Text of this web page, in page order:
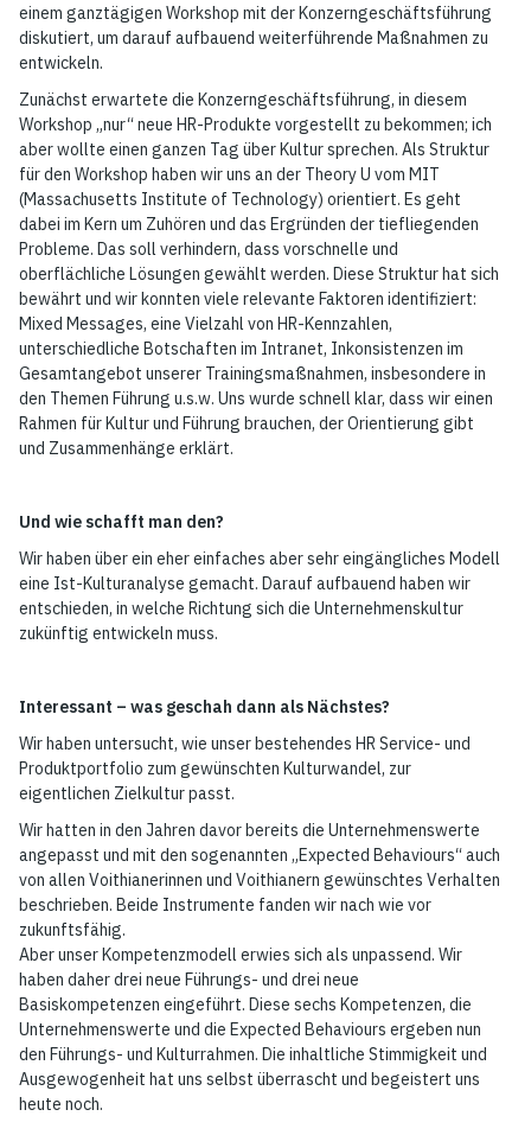
einem ganztägigen Workshop mit der Konzerngeschäftsführung
diskutiert, um darauf aufbauend weiterführende Maßnahmen zu
entwickeln.
Zunächst erwartete die Konzerngeschäftsführung, in diesem
Workshop „nur“ neue HR-Produkte vorgestellt zu bekommen; ich
aber wollte einen ganzen Tag über Kultur sprechen. Als Struktur
für den Workshop haben wir uns an der Theory U vom MIT
(Massachusetts Institute of Technology) orientiert. Es geht
dabei im Kern um Zuhören und das Ergründen der tiefliegenden
Probleme. Das soll verhindern, dass vorschnelle und
oberflächliche Lösungen gewählt werden. Diese Struktur hat sich
bewährt und wir konnten viele relevante Faktoren identifiziert:
Mixed Messages, eine Vielzahl von HR-Kennzahlen,
unterschiedliche Botschaften im Intranet, Inkonsistenzen im
Gesamtangebot unserer Trainingsmaßnahmen, insbesondere in
den Themen Führung u.s.w. Uns wurde schnell klar, dass wir einen
Rahmen für Kultur und Führung brauchen, der Orientierung gibt
und Zusammenhänge erklärt.
Und wie schafft man den?
Wir haben über ein eher einfaches aber sehr eingängliches Modell
eine Ist-Kulturanalyse gemacht. Darauf aufbauend haben wir
entschieden, in welche Richtung sich die Unternehmenskultur
zukünftig entwickeln muss.
Interessant – was geschah dann als Nächstes?
Wir haben untersucht, wie unser bestehendes HR Service- und
Produktportfolio zum gewünschten Kulturwandel, zur
eigentlichen Zielkultur passt.
Wir hatten in den Jahren davor bereits die Unternehmenswerte
angepasst und mit den sogenannten „Expected Behaviours“ auch
von allen Voithianerinnen und Voithianern gewünschtes Verhalten
beschrieben. Beide Instrumente fanden wir nach wie vor
zukunftsfähig.
Aber unser Kompetenzmodell erwies sich als unpassend. Wir
haben daher drei neue Führungs- und drei neue
Basiskompetenzen eingeführt. Diese sechs Kompetenzen, die
Unternehmenswerte und die Expected Behaviours ergeben nun
den Führungs- und Kulturrahmen. Die inhaltliche Stimmigkeit und
Ausgewogenheit hat uns selbst überrascht und begeistert uns
heute noch.